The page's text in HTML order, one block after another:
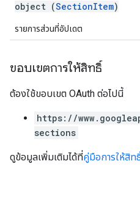
object (SectionItem)
รายการส่วนที่อัปเดต
ขอบเขตการให้สิทธิ์
ต้องใช้ขอบเขต OAuth ต่อไปนี้
https://
sections
ดูข้อมูลเพิ่มเติมได้ที่คู่มือการให้สิท